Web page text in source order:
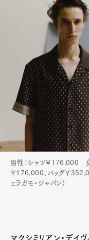
男性：シャツ￥176,000
￥176,000、バッグ￥
ェラガモ・ジャパン）
マクシミリアン・デイ